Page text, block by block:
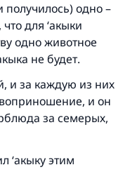
одно –
для ‘акыки
одно животное
не будет.
и за каждую из них
и он
за семерых,
‘акыку этим